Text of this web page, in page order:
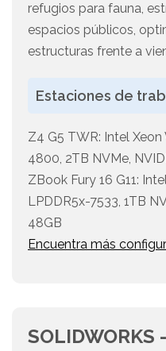
refugios para fauna,
espacios públicos,
estructuras frente a
Estaciones de
Z4 G5 TWR: Intel
4800, 2TB NVMe,
ZBook Fury 16 G11:
LPDDR5x-7533, 1TB
48GB
Encuentra más
SOLIDWORKS -